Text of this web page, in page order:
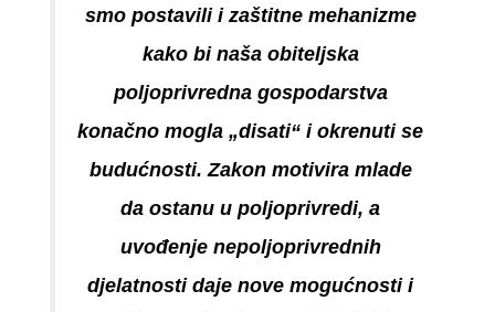
smo postavili i zaštitne mehanizme
kako bi naša obiteljska
poljoprivredna gospodarstva
konačno mogla „disati“ i okrenuti se
budućnosti. Zakon motivira mlade
da ostanu u poljoprivredi, a
uvođenje nepoljoprivrednih
djelatnosti daje nove mogućnosti i